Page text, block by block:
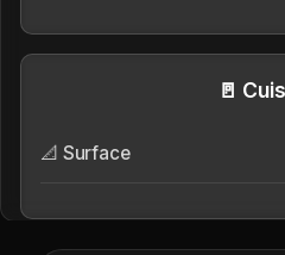
🚪
📐 Surface